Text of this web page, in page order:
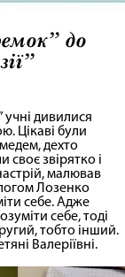
до
учні дивилися
Цікаві були
дехто
звірятко і
малював
Лозенко
себе. Адже
себе, тоді
тобто інший.
Валеріївні.